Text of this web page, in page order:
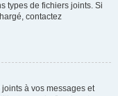
types de fichiers joints. Si
contactez
à vos messages et